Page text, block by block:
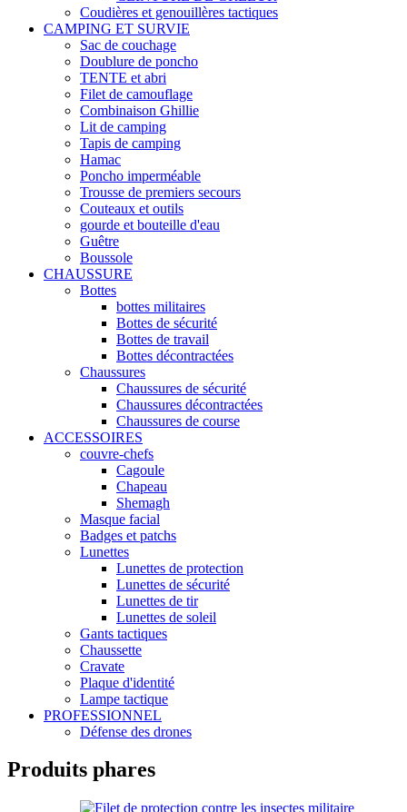
Coudières et genouillères tactiques
CAMPING ET SURVIE
Sac de couchage
Doublure de poncho
TENTE et abri
Filet de camouflage
Combinaison Ghillie
Lit de camping
Tapis de camping
Hamac
Poncho imperméable
Trousse de premiers secours
Couteaux et outils
gourde et bouteille d'eau
Guêtre
Boussole
CHAUSSURE
Bottes
bottes militaires
Bottes de sécurité
Bottes de travail
Bottes décontractées
Chaussures
Chaussures de sécurité
Chaussures décontractées
Chaussures de course
ACCESSOIRES
couvre-chefs
Cagoule
Chapeau
Shemagh
Masque facial
Badges et patchs
Lunettes
Lunettes de protection
Lunettes de sécurité
Lunettes de tir
Lunettes de soleil
Gants tactiques
Chaussette
Cravate
Plaque d'identité
Lampe tactique
PROFESSIONNEL
Défense des drones
Produits phares